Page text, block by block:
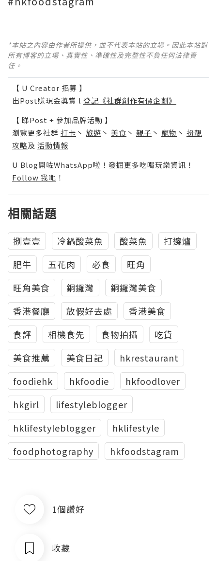
*本站之內容由作者所提供，並不代表本站的立場。因此本站對
所有博客的立場、真實性、準確性及完整性不負任何法律責
任。
【 U Creator 招募 】
出Post賺現金獎賞 l 登記《社群創作有價企劃》
【 睇Post + 參加品牌活動 】
瀏覽更多社群 打卡 丶 旅遊 丶 美食 丶 親子 丶 寵物 丶 扮靚
攻略及 活動情報
U Blog開咗WhatsApp啦！發掘更多吃喝玩樂資訊！
Follow 我哋 ！
相關話題
捌壹壹 冷鍋酸菜魚 酸菜魚
打邊爐
肥牛
五花肉 必食
旺角
旺角美食
銅鑼灣
銅鑼灣美食
香港餐廳
放假好去處
香港美食
食評
相機食先 食物拍攝
吃貨
美食推薦
美食日記
hkrestaurant
foodiehk
hkfoodie
hkfoodlover
hkgirl
lifestyleblogger
hklifestyleblogger
hklifestyle
foodphotography
hkfoodstagram
1個讚好
收藏